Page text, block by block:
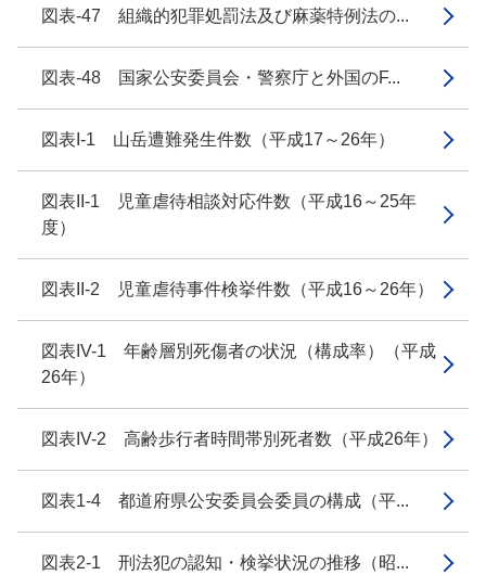
図表-47 組織的犯罪処罰法及び麻薬特例法の...
図表-48 国家公安委員会・警察庁と外国のF...
図表I-1 山岳遭難発生件数（平成17～26年）
図表II-1 児童虐待相談対応件数（平成16～25年
度）
図表II-2 児童虐待事件検挙件数（平成16～26年）
図表IV-1 年齢層別死傷者の状況（構成率）（平成
26年）
図表IV-2 高齢歩行者時間帯別死者数（平成26年）
図表1-4 都道府県公安委員会委員の構成（平...
図表2-1 刑法犯の認知・検挙状況の推移（昭...